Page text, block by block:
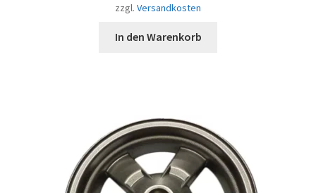
zzgl. Versandkosten
In den Warenkorb